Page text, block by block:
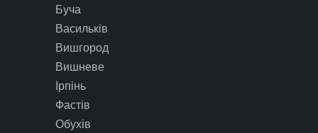
Буча
Васильків
Вишгород
Вишневе
Ірпінь
Фастів
Обухів